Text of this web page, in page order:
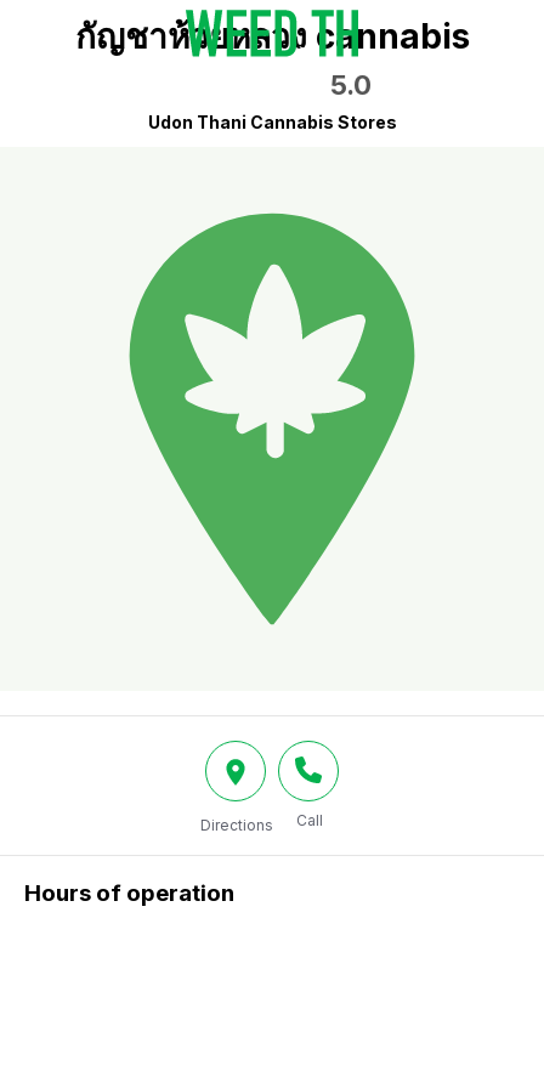
กัญชาห้วยหลวง cannabis
5.0
Udon Thani Cannabis Stores
Directions Call
Hours of operation